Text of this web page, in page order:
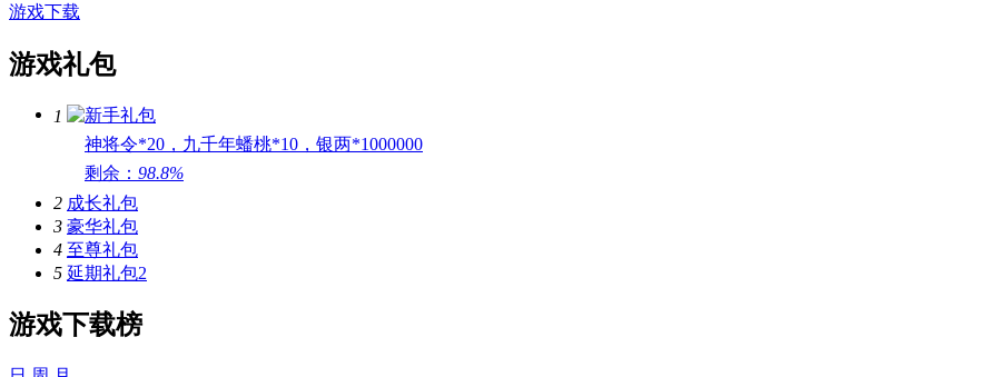
游戏下载
游戏礼包
1
新手礼包
神将令*20，九千年蟠桃*10，银两*1000000
剩余： 98.8%
2 成长礼包
3 豪华礼包
4 至尊礼包
5 延期礼包2
游戏下载榜